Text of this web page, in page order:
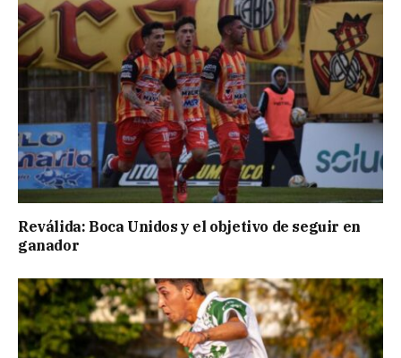
Reválida: Boca Unidos y el objetivo de seguir en
ganador